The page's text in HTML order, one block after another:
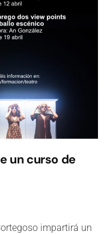
un curso de
impartirá un